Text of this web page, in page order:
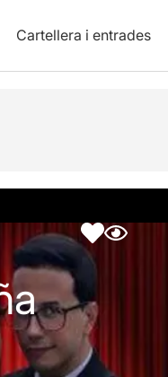
Cartellera i entrades